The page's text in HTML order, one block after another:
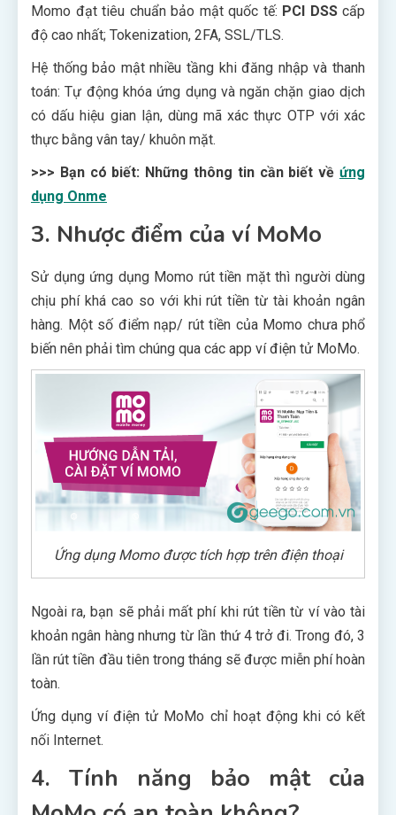
Momo đạt tiêu chuẩn bảo mật quốc tế: PCI DSScấp
độ cao nhất; Tokenization, 2FA, SSL/TLS.
Hệ thống bảo mật nhiều tầng khi đăng nhập và thanh
toán: Tự động khóa ứng dụng và ngăn chặn giao dịch
có dấu hiệu gian lận, dùng mã xác thực OTP với xác
thực bằng vân tay/ khuôn mặt.
>>> Bạn có biết: Những thông tin cần biết về ứng
dụng Onme
3. Nhược điểm của ví MoMo
Sử dụng ứng dụng Momo rút tiền mặt thì người dùng
chịu phí khá cao so với khi rút tiền từ tài khoản ngân
hàng. Một số điểm nạp/ rút tiền của Momo chưa phổ
biến nên phải tìm chúng qua các app ví điện tử MoMo.
Ứng dụng Momo được tích hợp trên điện thoại
Ngoài ra, bạn sẽ phải mất phí khi rút tiền từ ví vào tài
khoản ngân hàng nhưng từ lần thứ 4 trở đi. Trong đó, 3
lần rút tiền đầu tiên trong tháng sẽ được miễn phí hoàn
toàn.
Ứng dụng ví điện tử MoMo chỉ hoạt động khi có kết
nối Internet.
4. Tính năng bảo mật của